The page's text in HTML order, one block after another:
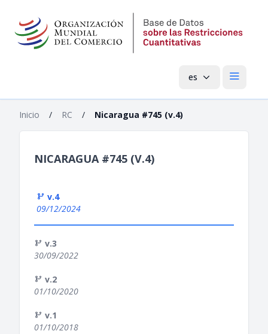
es Menú
Inicio / RC / Nicaragua #745 (v.4)
NICARAGUA #745 (V.4)
v.4
09/12/2024
v.3
30/09/2022
v.2
01/10/2020
v.1
01/10/2018